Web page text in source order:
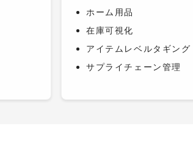
ホーム用品
在庫可視化
アイテムレベルタギング
サプライチェーン管理